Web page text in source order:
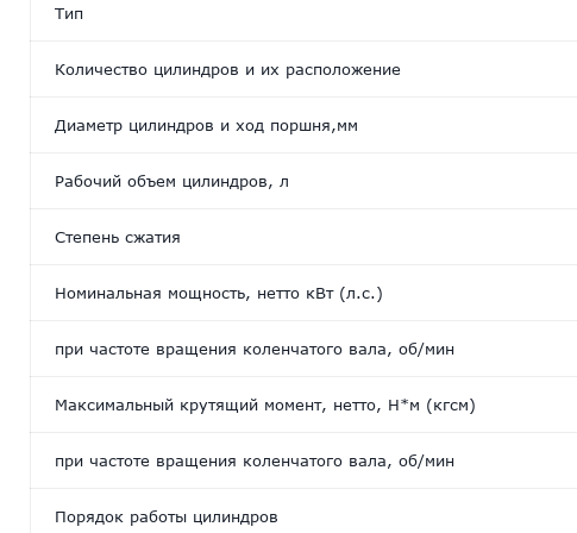
Тип
Количество цилиндров и их расположение
Диаметр цилиндров и ход поршня,мм
Рабочий объем цилиндров, л
Степень сжатия
Номинальная мощность, нетто кВт (л.с.)
при частоте вращения коленчатого вала, об/мин
Максимальный крутящий момент, нетто, Н*м (кгсм)
при частоте вращения коленчатого вала, об/мин
Порядок работы цилиндров